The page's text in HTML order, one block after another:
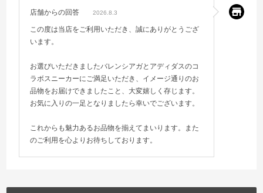
店舗からの回答 2026.8.3
この度は当店をご利用いただき、誠にありがとうござ
います。
お選びいただきましたバレンシアガとアディダスのコ
ラボスニーカーにご満足いただき、イメージ通りのお
品物をお届けできましたこと、大変嬉しく存じます。
お気に入りの一足となりましたら幸いでございます。
これからも魅力あるお品物を揃えてまいります。また
のご利用を心よりお待ちしております。